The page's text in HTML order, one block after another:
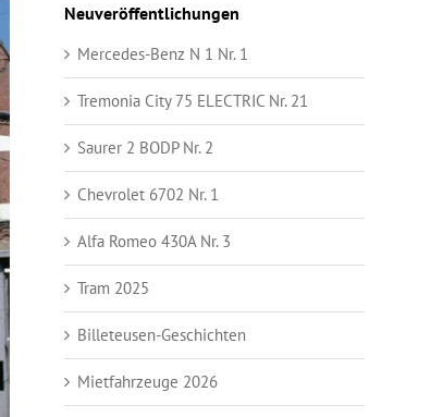
Neuveröffentlichungen
Mercedes-Benz N 1 Nr. 1
Tremonia City 75 ELECTRIC Nr. 21
Saurer 2 BODP Nr. 2
Chevrolet 6702 Nr. 1
Alfa Romeo 430A Nr. 3
Tram 2025
Billeteusen-Geschichten
Mietfahrzeuge 2026